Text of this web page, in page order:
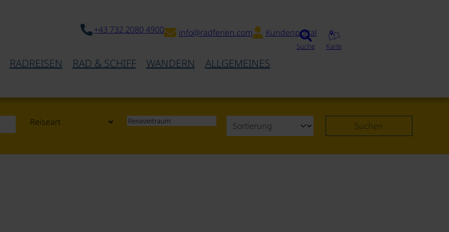
+43 732 2080 4900 info@radferien.com Kundenportal
RADREISEN RAD & SCHIFF WANDERN ALLGEMEINES
Suche Karte
Suchen